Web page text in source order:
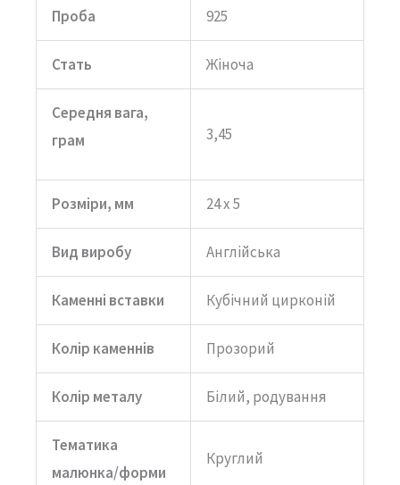
Проба 925
Стать Жіноча
Середня вага,
грам
3,45
Розміри, мм 24 х 5
Вид виробу Англійська
Каменні вставки Кубічний цирконій
Колір каменнів Прозорий
Колір металу Білий, родування
Тематика
малюнка/форми
Круглий